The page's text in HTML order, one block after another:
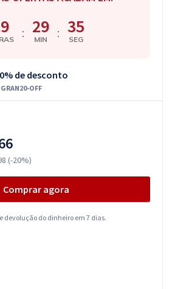
: 29
MIN : 34
SEG
de desconto
GRAN20-OFF
(-20%)
Comprar agora
devolução do dinheiro em 7 dias.